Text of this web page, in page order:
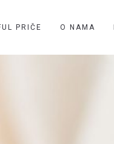
PRIČE O NAMA